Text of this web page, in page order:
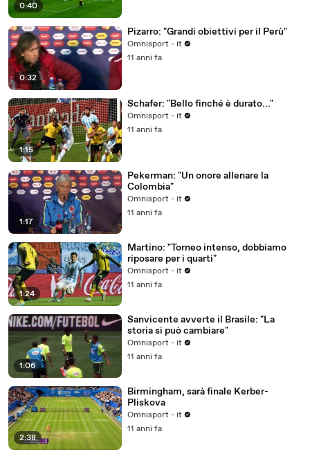
0:40
0:32
Pizarro: "Grandi obiettivi per il Perù"
Omnisport - it
11 anni fa
1:15
Schafer: "Bello finché è durato..."
Omnisport - it
11 anni fa
1:17
Pekerman: "Un onore allenare la
Colombia"
Omnisport - it
11 anni fa
1:24
Martino: "Torneo intenso, dobbiamo
riposare per i quarti"
Omnisport - it
11 anni fa
1:06
Sanvicente avverte il Brasile: "La
storia si può cambiare"
Omnisport - it
11 anni fa
2:38
Birmingham, sarà finale Kerber-
Pliskova
Omnisport - it
11 anni fa